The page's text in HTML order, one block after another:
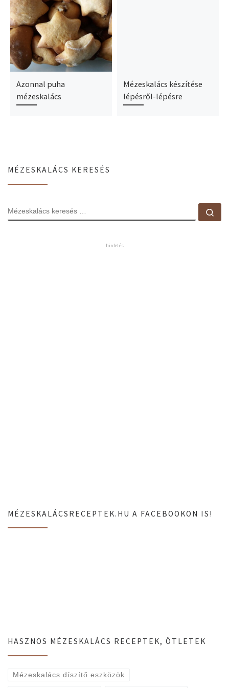
Azonnal puha
mézeskalács
Mézeskalács készítése
lépésről-lépésre
MÉZESKALÁCS KERESÉS
MÉZESKALÁCS KERESÉS
hirdetés
MÉZESKALÁCSRECEPTEK.HU A FACEBOOKON IS!
HASZNOS MÉZESKALÁCS RECEPTEK, ÖTLETEK
Mézeskalács díszítő eszközök